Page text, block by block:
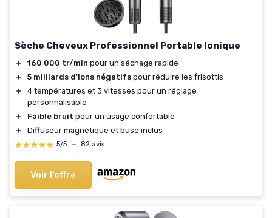
Sèche Cheveux Professionnel Portable Ionique
＋ 160 000 tr/min pour un séchage rapide
＋
5 milliards d'ions négatifs pour réduire les frisottis
＋
4 températures et 3 vitesses pour un réglage
personnalisable
＋
Faible bruit pour un usage confortable
＋
Diffuseur magnétique et buse inclus
★★★★★
★★★★★ 5/5 — 82 avis
Voir l'offre